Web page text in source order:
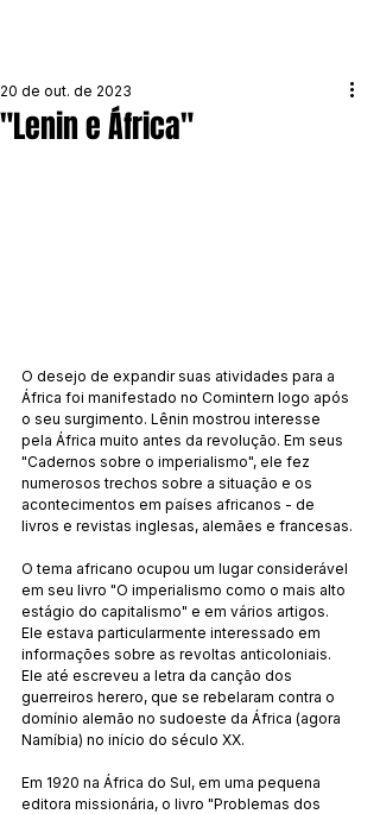
"Lenin e África"
20 de out. de 2023
O desejo de expandir suas atividades para a
África foi manifestado no Comintern logo após
o seu surgimento. Lênin mostrou interesse
pela África muito antes da revolução. Em seus
"Cadernos sobre o imperialismo", ele fez
numerosos trechos sobre a situação e os
acontecimentos em países africanos - de
livros e revistas inglesas, alemães e francesas.
O tema africano ocupou um lugar considerável
em seu livro "O imperialismo como o mais alto
estágio do capitalismo" e em vários artigos.
Ele estava particularmente interessado em
informações sobre as revoltas anticoloniais.
Ele até escreveu a letra da canção dos
guerreiros herero, que se rebelaram contra o
domínio alemão no sudoeste da África (agora
Namíbia) no início do século XX.
Em 1920 na África do Sul, em uma pequena
editora missionária, o livro "Problemas dos